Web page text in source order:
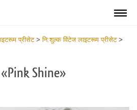
प्रीसेट>नि:शुल्क विंटेज लाइटरूम प्रीसेट>
Shine»